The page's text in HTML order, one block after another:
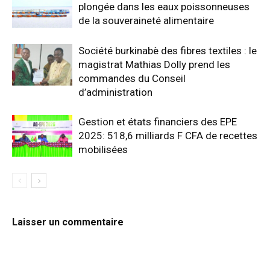
plongée dans les eaux poissonneuses
de la souveraineté alimentaire
Société burkinabè des fibres textiles : le
magistrat Mathias Dolly prend les
commandes du Conseil
d’administration
Gestion et états financiers des EPE
2025: 518,6 milliards F CFA de recettes
mobilisées
Laisser un commentaire